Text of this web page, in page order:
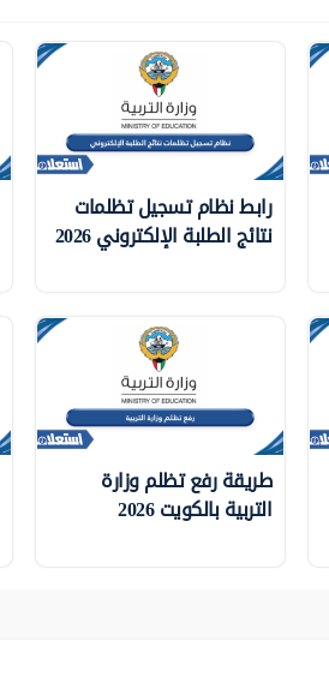
رابط نظام تسجيل تظلمات
نتائج الطلبة الإلكتروني 2026
طريقة رفع تظلم وزارة
التربية بالكويت 2026